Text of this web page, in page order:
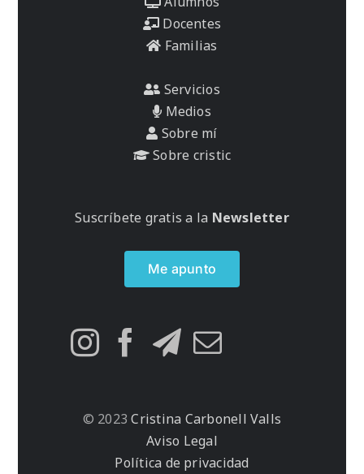
Docentes
Familias
Servicios
Medios
Sobre mí
Sobre cristic
Suscríbete gratis a la Newsletter
Me apunto
© 2023 Cristina Carbonell Valls
Aviso Legal
Política de privacidad